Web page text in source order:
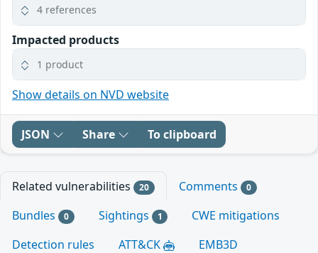
4 references
Impacted products
1 product
Show details on NVD website
JSON Share To clipboard
Related vulnerabilities 20 Comments 0
Bundles 0 Sightings 1
CWE mitigations
Detection rules
ATT&CK EMB3D